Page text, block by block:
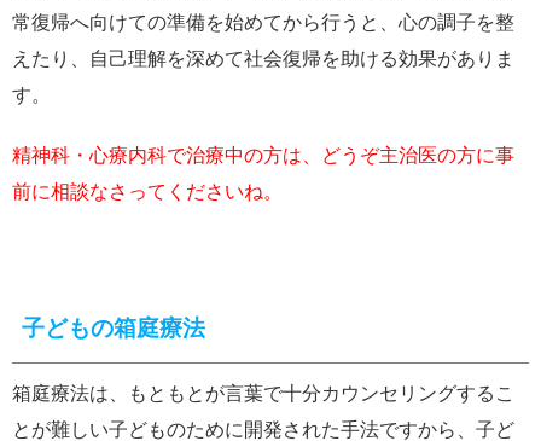
常復帰へ向けての準備を始めてから行うと、心の調子を整
えたり、自己理解を深めて社会復帰を助ける効果がありま
す。
精神科・心療内科で治療中の方は、どうぞ主治医の方に事
前に相談なさってくださいね。
子どもの箱庭療法
箱庭療法は、もともとが言葉で十分カウンセリングするこ
とが難しい子どものために開発された手法ですから、子ど